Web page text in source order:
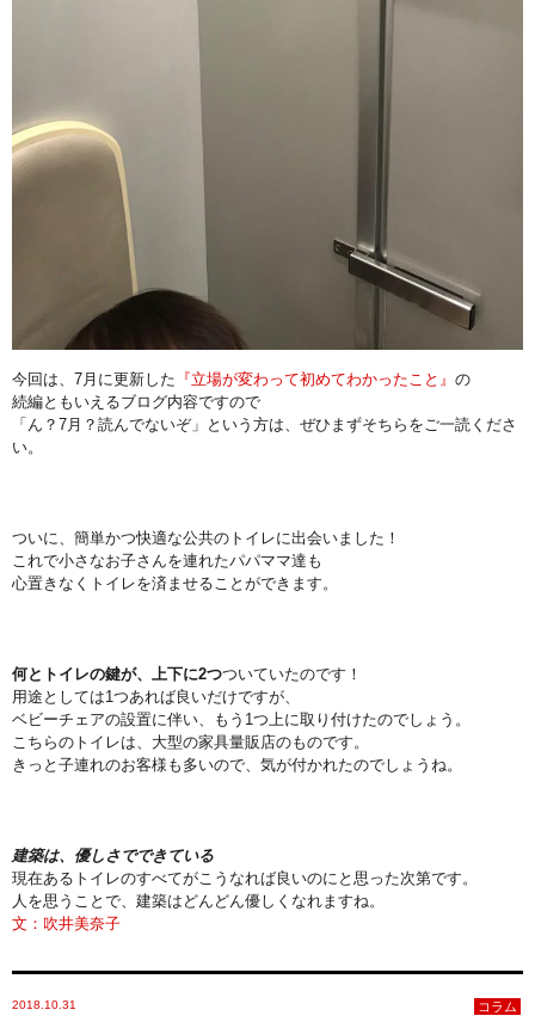
今回は、7月に更新した 『立場が変わって初めてわかったこと』 の
続編ともいえるブログ内容ですので
「ん？7月？読んでないぞ」という方は、ぜひまずそちらをご一読くださ
い。
ついに、簡単かつ快適な公共のトイレに出会いました！
これで小さなお子さんを連れたパパママ達も
心置きなくトイレを済ませることができます。
何とトイレの鍵が、上下に2つついていたのです！
用途としては1つあれば良いだけですが、
ベビーチェアの設置に伴い、もう1つ上に取り付けたのでしょう。
こちらのトイレは、大型の家具量販店のものです。
きっと子連れのお客様も多いので、気が付かれたのでしょうね。
建築は、優しさでできている
現在あるトイレのすべてがこうなれば良いのにと思った次第です。
人を思うことで、建築はどんどん優しくなれますね。
文：吹井美奈子
2018.10.31 コラム